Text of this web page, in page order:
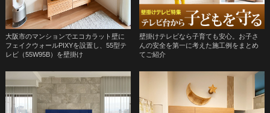
大阪市のマンションでエコカラット壁に
フェイクウォールPIXYを設置し、55型テ
レビ（55W95B）を壁掛け
壁掛けテレビなら子育ても安心。お子さ
んの安全を第一に考えた施工例をまとめ
てご紹介